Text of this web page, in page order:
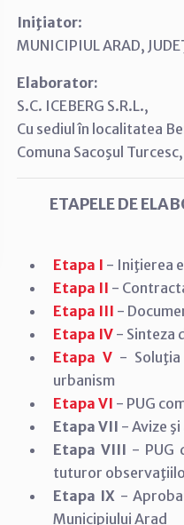
Iniţiator:
MUNICIPIUL ARAD,
Elaborator:
S.C. ICEBERG S.R.L.,
Cu sediul în localitatea
Comuna Sacoşul
ETAPELE DE
Etapa I - Iniţierea
Etapa II -
Etapa III -
Etapa IV- Sinteza
Etapa V- Soluţia
urbanism
Etapa VI - PUG
Etapa VII - Avize
Etapa VIII - PUG
tuturor
Etapa IX -
Municipiului Arad